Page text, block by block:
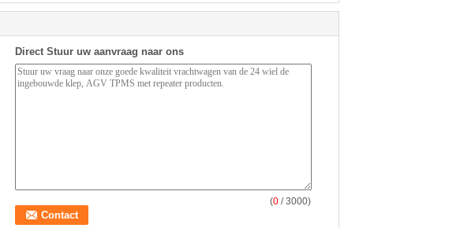
Direct Stuur uw aanvraag naar ons
(0 / 3000)